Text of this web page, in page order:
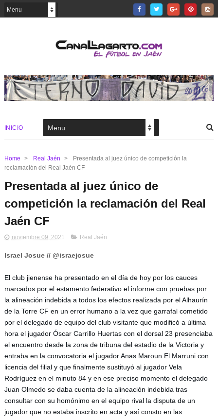
INICIO
Home > Real Jaén >
Presentada al juez único de competición la
reclamación del Real Jaén CF
Presentada al juez único de
competición la reclamación del Real
Jaén CF
noviembre 09, 2021 Real Jaén
Israel Josue // @israejosue
El club jienense ha presentado en el día de hoy por los cauces
marcados por el estamento federativo el informe con pruebas por
la alineación indebida a todos los efectos realizada por el Alhaurín
de la Torre CF en un error humano a la vez que garrafal cometido
por el delegado de equipo del club visitante que modificó a última
hora el jugador Óscar Carrillo Huertas con el dorsal 23 presenciaba
el encuentro desde la zona de tribuna del estadio de la Victoria y
entraba en la convocatoria el jugador Anas Maroun El Marruni con
licencia del filial y que finalmente sustituyó al jugador Vela
Rodríguez en el minuto 84 y en ese preciso momento el delegado
Juan Olmedo se daba cuenta de la alineación indebida tras
consultar con su homónimo en el equipo rival la disputa de un
jugador que no estaba inscrito en acta y así consto en las